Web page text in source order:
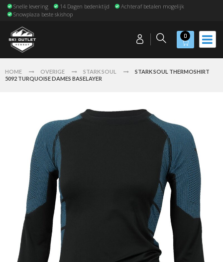
Snelle levering 14 Dagen bedenktijd
Achteraf betalen mogelijk
Snowplaza beste skishop
0
HOME OVERIGE STARK SOUL
STARK SOUL THERMOSHIRT
5092 TURQUOISE DAMES BASELAYER